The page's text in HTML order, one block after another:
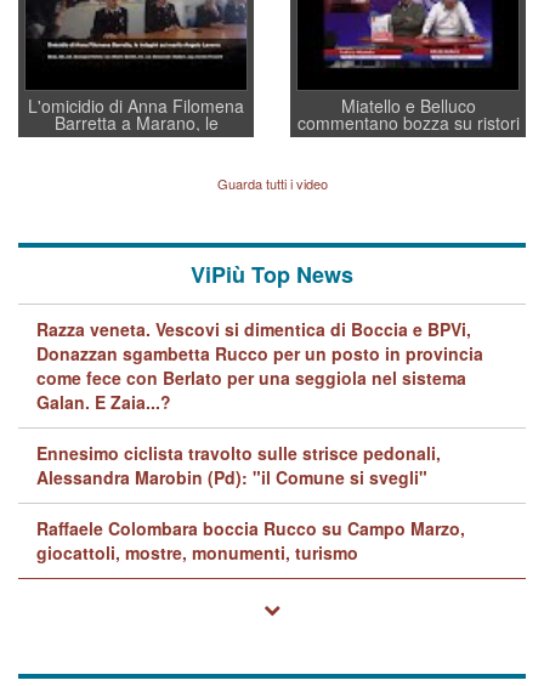
L'omicidio di Anna Filomena
Barretta a Marano, le
indagini dei carabinieri di
Lavarra: più avvincenti di
quelle di... Barbara D'Urso
Miatello e Belluco
commentano bozza su ristori
BPVi e Veneto Banca
Guarda tutti i video
ViPiù Top News
Razza veneta. Vescovi si dimentica di Boccia e BPVi,
Donazzan sgambetta Rucco per un posto in provincia
come fece con Berlato per una seggiola nel sistema
Galan. E Zaia...?
Ennesimo ciclista travolto sulle strisce pedonali,
Alessandra Marobin (Pd): "il Comune si svegli"
Raffaele Colombara boccia Rucco su Campo Marzo,
giocattoli, mostre, monumenti, turismo